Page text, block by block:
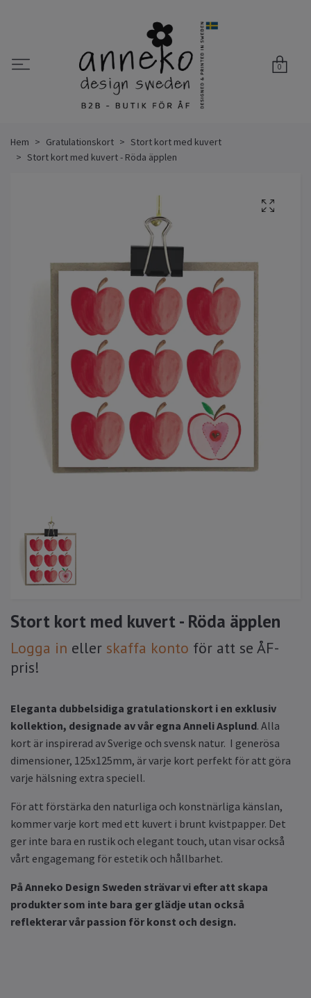
0
Hem Gratulationskort
Stort kort med kuvert
Stort kort med kuvert - Röda äpplen
Stort kort med kuvert - Röda äpplen
Logga in eller skaffa konto för att se ÅF-
pris!
Eleganta dubbelsidiga gratulationskort i en exklusiv
kollektion, designade av vår egna Anneli Asplund. Alla
kort är inspirerad av Sverige och svensk natur. I generösa
dimensioner, 125x125mm, är varje kort perfekt för att göra
varje hälsning extra speciell.
För att förstärka den naturliga och konstnärliga känslan,
kommer varje kort med ett kuvert i brunt kvistpapper. Det
ger inte bara en rustik och elegant touch, utan visar också
vårt engagemang för estetik och hållbarhet.
På Anneko Design Sweden strävar vi efter att skapa
produkter som inte bara ger glädje utan också
reflekterar vår passion för konst och design.